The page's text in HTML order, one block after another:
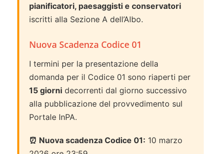
pianificatori, paesaggisti e conservatori
iscritti alla Sezione A dell’Albo.
Nuova Scadenza Codice 01
I termini per la presentazione della
domanda per il Codice 01 sono riaperti per
15 giorni decorrenti dal giorno successivo
alla pubblicazione del provvedimento sul
Portale InPA.
⏰ Nuova scadenza Codice 01: 10 marzo